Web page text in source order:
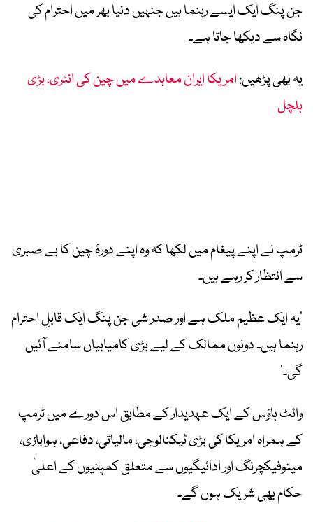
جن پنگ ایک ایسے رہنما ہیں جنہیں دنیا بھر میں احترام کی
نگاہ سے دیکھا جاتا ہے۔
یہ بھی پڑھیں:امریکا ایران معاہدے میں چین کی انٹری، بڑی
ہلچل
ٹرمپ نے اپنے پیغام میں لکھا کہ وہ اپنے دورۂ چین کا بے صبری
سے انتظار کر رہے ہیں۔
’یہ ایک عظیم ملک ہے اور صدر شی جن پنگ ایک قابلِ احترام
رہنما ہیں۔ دونوں ممالک کے لیے بڑی کامیابیاں سامنے آئیں
گی۔‘
وائٹ ہاؤس کے ایک عہدیدار کے مطابق اس دورے میں ٹرمپ
کے ہمراہ امریکا کی بڑی ٹیکنالوجی، مالیاتی، دفاعی، ہوابازی،
مینوفیکچرنگ اور ادائیگیوں سے متعلق کمپنیوں کے اعلیٰ
حکام بھی شریک ہوں گے۔